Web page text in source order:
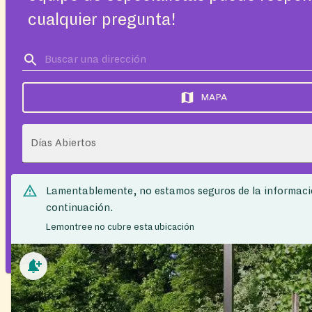
cualquier pregunta!
MAPA
Días Abiertos
Lamentablemente, no estamos seguros de la
continuación.
Lemontree no cubre esta ubicación